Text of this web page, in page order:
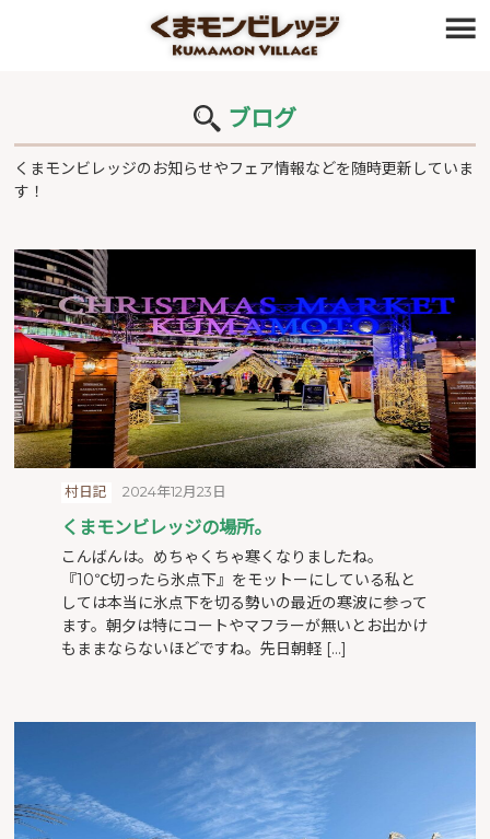
≡
ブログ
くまモンビレッジのお知らせやフェア情報などを随時更新していま
す！
村日記 2024年12月23日
くまモンビレッジの場所。
こんばんは。めちゃくちゃ寒くなりましたね。
『10℃切ったら氷点下』をモットーにしている私と
しては本当に氷点下を切る勢いの最近の寒波に参って
ます。朝夕は特にコートやマフラーが無いとお出かけ
もままならないほどですね。先日朝軽 […]